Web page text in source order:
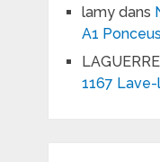
lamydans
A1
LAGUERRE
1167